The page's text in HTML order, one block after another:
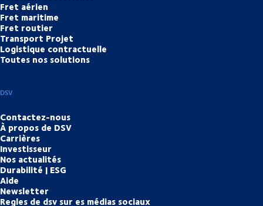
Fret aérien
Fret maritime
Fret routier
Transport Projet
Logistique contractuelle
Toutes nos solutions
DSV
Contactez-nous
À propos de DSV
Carrières
Investisseur
Nos actualités
Durabilité | ESG
Aide
Newsletter
Regles de dsv sur es médias sociaux